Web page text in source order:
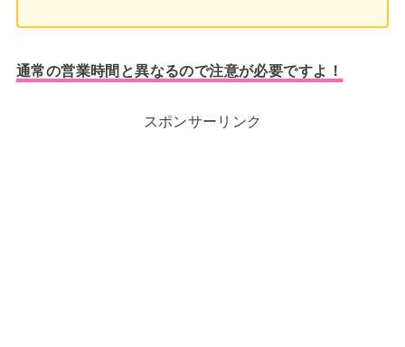
通常の営業時間と異なるので注意が必要ですよ！
スポンサーリンク